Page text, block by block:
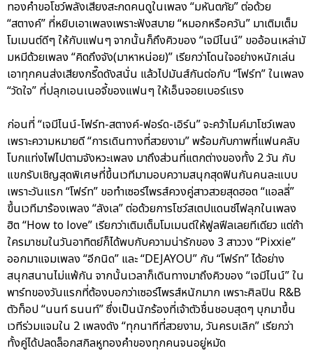
ทองคำขอโชว์พลังเสียงสะกดคนดูในเพลง “มหันตภัย” ต่อด้วย
“สตางค์” ที่หยิบเอาเพลงเพราะฟังสบาย “หมอกหรือควัน” มาเติมเต็ม
โมเมนต์ดีๆ ให้กับแฟนๆ จากนั้นก็ถึงคิวของ “เจมีไนน์” ขออ้อนเหล่ามั
มหมีด้วยเพลง “คิดถึงจัง(มาหาหน่อย)” เรียกว่าโดนใจอย่างหนักเล่น
เอาทุกคนส่งเสียงกรี๊ดดังสนั่น แล้วไปมันส์กันต่อกับ “โฟร์ท” ในเพลง
“วัดใจ” ที่ปลุกเอนเนอจี้ของแฟนๆ ให้เอ็นจอยเบอร์แรง
ก่อนที่ “เจมีไนน์-โฟร์ท-สตางค์-ฟอร์ด-เอิร์น” จะคว้าไมค์มาโชว์เพลง
เพราะความหมายดี “การเดินทางที่สวยงาม” พร้อมกับภาพที่แฟนคลับ
โบกแท่งไฟไปตามจังหวะเพลง มาถึงส่วนที่แตกต่างของทั้ง 2 วัน กับ
แขกรับเชิญสุดพิเศษที่ขึ้นเวทีมามอบความสนุกสุดฟินกันคนละแบบ
เพราะวันแรก “โฟร์ท” ขอทำเซอร์ไพรส์ควงคู่สาวสวยสุดฮอต “แอลลี่”
ขึ้นเวทีมาร้องเพลง “ลังเล” ต่อด้วยการโชว์สเตปแดนซ์ไฟลุกในเพลง
ฮิต “How to love” เรียกว่าเติมเต็มโมเมนต์ให้ฟูลฟีลเลยทีเดียว แต่ถ้า
ใครมาชมในวันอาทิตย์ก็ได้พบกับความน่ารักของ 3 สาววง “Pixxie”
ออกมาแจมเพลง “อีกนิด” และ “DEJAYOU” กับ “โฟร์ท” ได้อย่าง
สนุกสนานไม่แพ้กัน จากนั้นเวลาก็เดินทางมาถึงคิวของ “เจมีไนน์” ใน
พาร์ทของวันแรกที่ต้องบอกว่าเซอร์ไพรส์หนักมาก เพราะศิลปิน R&B
ตัวท็อป “นนท์ ธนนท์” ซึ่งเป็นนักร้องที่เจ้าตัวชื่นชอบสุดๆ บุกมาขึ้น
เวทีร่วมแจมใน 2 เพลงดัง “ทุกนาทีที่สวยงาม, วันครบเลิก” เรียกว่า
ทั้งคู่ได้ปลดล็อกสกิลหูทองคำของทุกคนจนอยู่หมัด